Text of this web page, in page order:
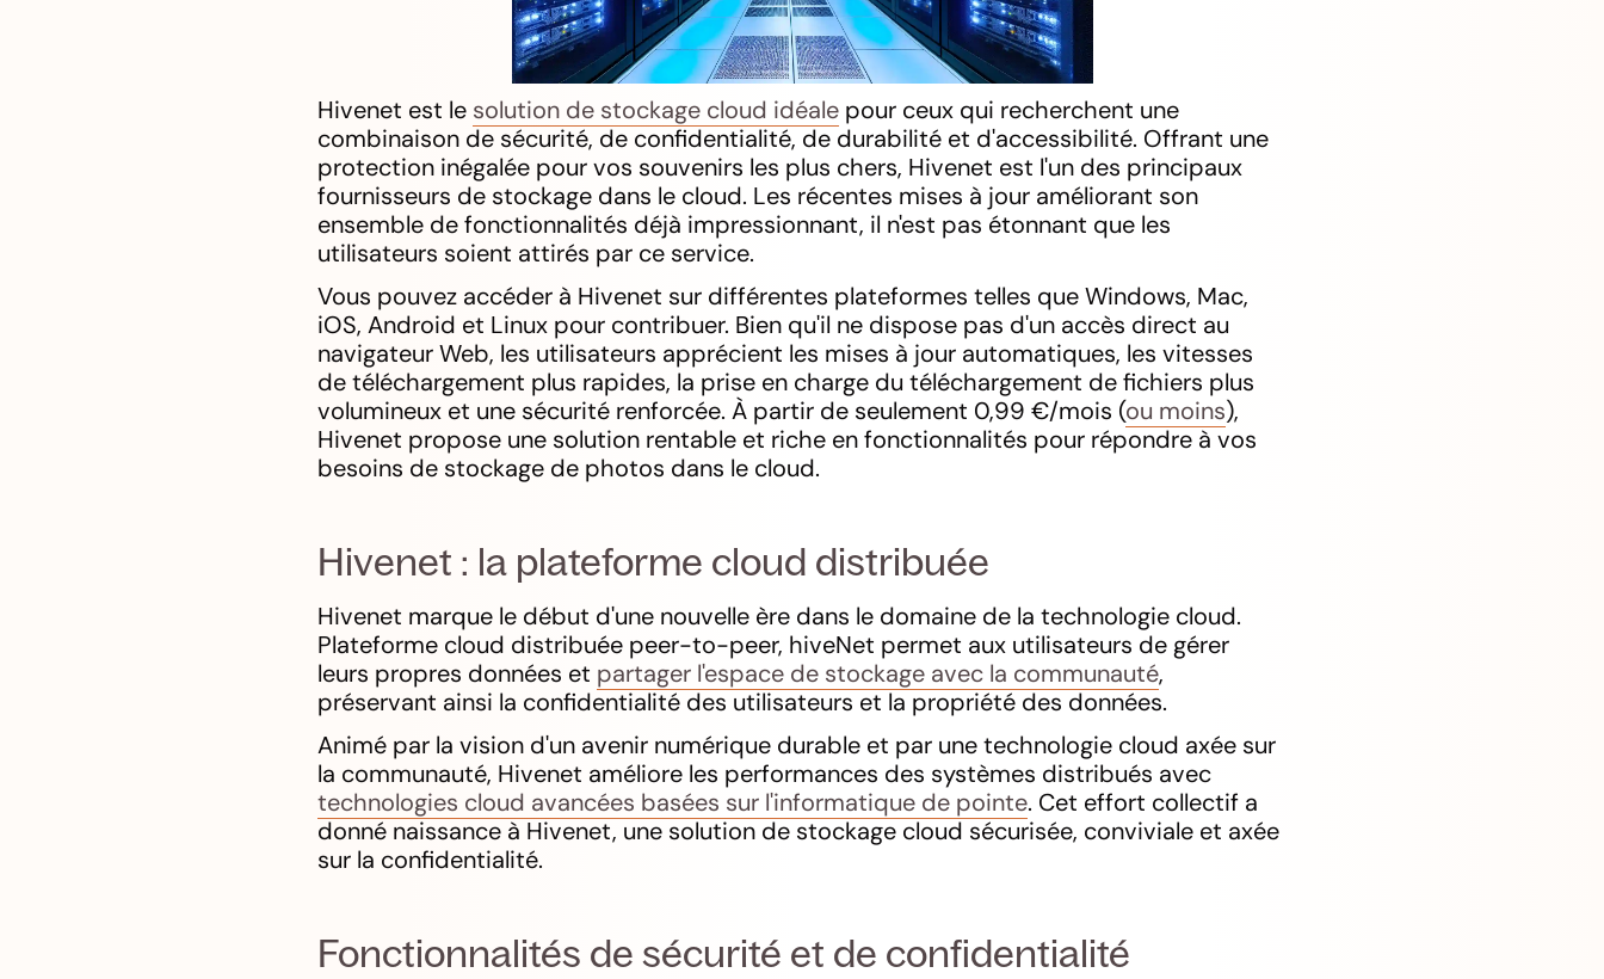
Hivenet est le solution de stockage cloud idéale pour ceux qui recherchent une
combinaison de sécurité, de confidentialité, de durabilité et d'accessibilité. Offrant une
protection inégalée pour vos souvenirs les plus chers, Hivenet est l'un des principaux
fournisseurs de stockage dans le cloud. Les récentes mises à jour améliorant son
ensemble de fonctionnalités déjà impressionnant, il n'est pas étonnant que les
utilisateurs soient attirés par ce service.
Vous pouvez accéder à Hivenet sur différentes plateformes telles que Windows, Mac,
iOS, Android et Linux pour contribuer. Bien qu'il ne dispose pas d'un accès direct au
navigateur Web, les utilisateurs apprécient les mises à jour automatiques, les vitesses
de téléchargement plus rapides, la prise en charge du téléchargement de fichiers plus
volumineux et une sécurité renforcée. À partir de seulement 0,99 €/mois (ou moins),
Hivenet propose une solution rentable et riche en fonctionnalités pour répondre à vos
besoins de stockage de photos dans le cloud.
Hivenet : la plateforme cloud distribuée
Hivenet marque le début d'une nouvelle ère dans le domaine de la technologie cloud.
Plateforme cloud distribuée peer-to-peer, hiveNet permet aux utilisateurs de gérer
leurs propres données et partager l'espace de stockage avec la communauté,
préservant ainsi la confidentialité des utilisateurs et la propriété des données.
Animé par la vision d'un avenir numérique durable et par une technologie cloud axée sur
la communauté, Hivenet améliore les performances des systèmes distribués avec
technologies cloud avancées basées sur l'informatique de pointe. Cet effort collectif a
donné naissance à Hivenet, une solution de stockage cloud sécurisée, conviviale et axée
sur la confidentialité.
Fonctionnalités de sécurité et de confidentialité